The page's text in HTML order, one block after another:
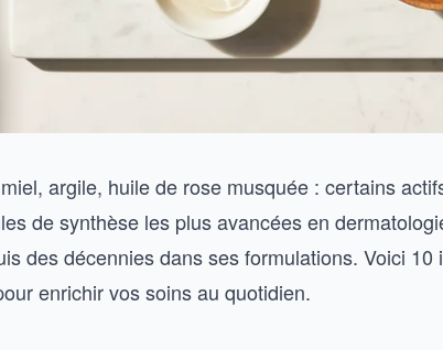
argile, huile de rose musquée : certains
de synthèse les plus avancées en
des décennies dans ses formulations. Voici
enrichir vos soins au quotidien.